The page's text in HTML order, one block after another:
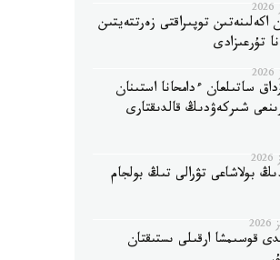
اكەلىنەتىن توپىراقتى زەرتتەيتىن
تۇرعىزادى
ساتىلعان ءدامحانا استىنان
شىركەۋدىڭ قالدىقتارى
بولاشاعى تۋرالى تىڭ بولجام
قوسىمشا ارقىلى ىستىقتان